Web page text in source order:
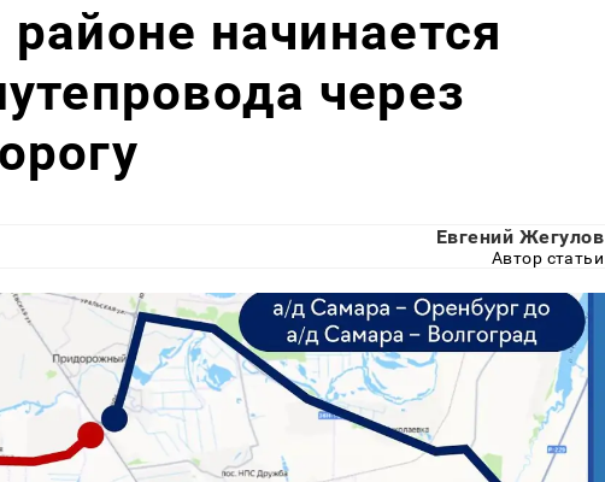
начинается
через
Евгений Жегулов
Автор статьи